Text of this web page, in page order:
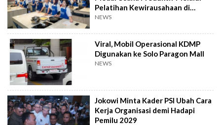
Pelatihan Kewirausahaan di
Taiwan
NEWS
Viral, Mobil Operasional KDMP
Digunakan ke Solo Paragon Mall
NEWS
Jokowi Minta Kader PSI Ubah Cara
Kerja Organisasi demi Hadapi
Pemilu 2029